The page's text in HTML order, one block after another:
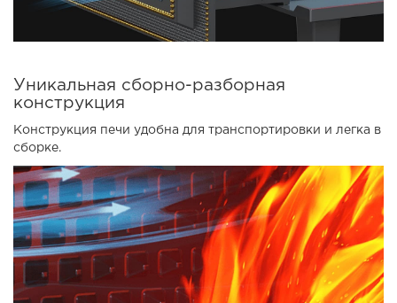
Уникальная сборно-разборная
конструкция
Конструкция печи удобна для транспортировки и легка в
сборке.